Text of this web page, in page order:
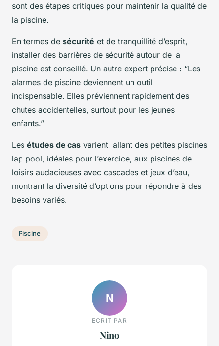
sont des étapes critiques pour maintenir la qualité de
la piscine.
En termes de sécurité et de tranquillité d’esprit,
installer des barrières de sécurité autour de la
piscine est conseillé. Un autre expert précise : “Les
alarmes de piscine deviennent un outil
indispensable. Elles préviennent rapidement des
chutes accidentelles, surtout pour les jeunes
enfants.”
Les études de cas varient, allant des petites piscines
lap pool, idéales pour l’exercice, aux piscines de
loisirs audacieuses avec cascades et jeux d’eau,
montrant la diversité d’options pour répondre à des
besoins variés.
Piscine
N
ECRIT PAR
Nino